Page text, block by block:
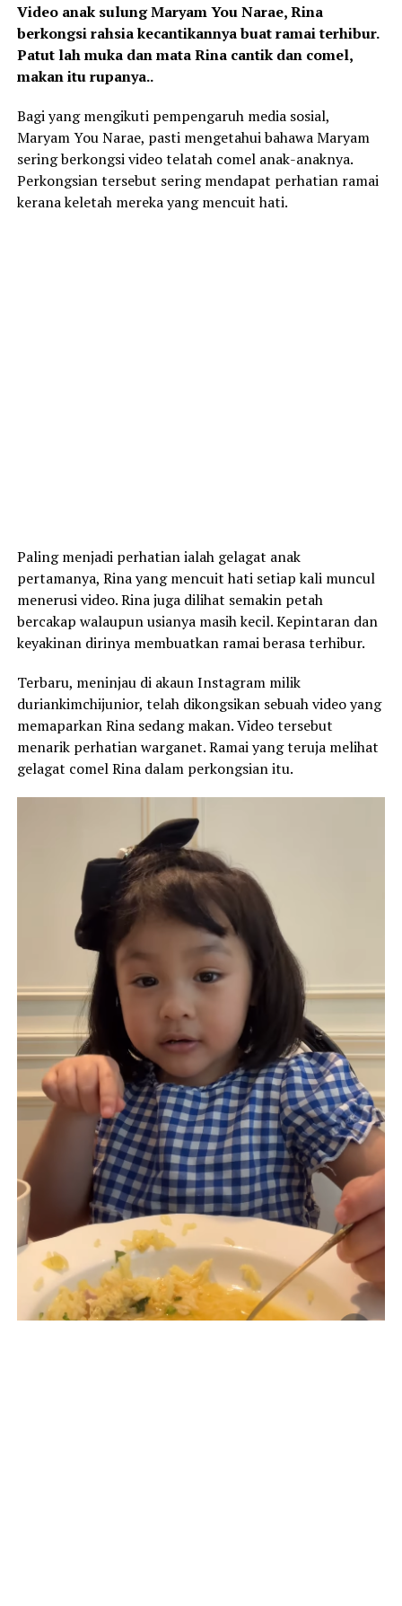
Video anak sulung Maryam You Narae, Rina
berkongsi rahsia kecantikannya buat ramai terhibur.
Patut lah muka dan mata Rina cantik dan comel,
makan itu rupanya..
Bagi yang mengikuti pempengaruh media sosial,
Maryam You Narae, pasti mengetahui bahawa Maryam
sering berkongsi video telatah comel anak-anaknya.
Perkongsian tersebut sering mendapat perhatian ramai
kerana keletah mereka yang mencuit hati.
Paling menjadi perhatian ialah gelagat anak
pertamanya, Rina yang mencuit hati setiap kali muncul
menerusi video. Rina juga dilihat semakin petah
bercakap walaupun usianya masih kecil. Kepintaran dan
keyakinan dirinya membuatkan ramai berasa terhibur.
Terbaru, meninjau di akaun Instagram milik
duriankimchijunior, telah dikongsikan sebuah video yang
memaparkan Rina sedang makan. Video tersebut
menarik perhatian warganet. Ramai yang teruja melihat
gelagat comel Rina dalam perkongsian itu.